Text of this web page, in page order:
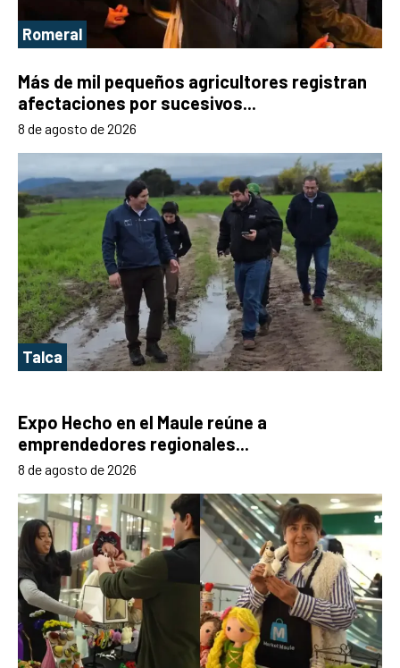
Romeral
Más de mil pequeños agricultores registran
afectaciones por sucesivos...
8 de agosto de 2026
Talca
Expo Hecho en el Maule reúne a
emprendedores regionales...
8 de agosto de 2026